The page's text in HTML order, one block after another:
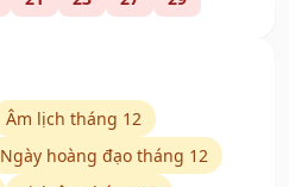
Âm lịch tháng 12
Ngày hoàng đạo tháng 12